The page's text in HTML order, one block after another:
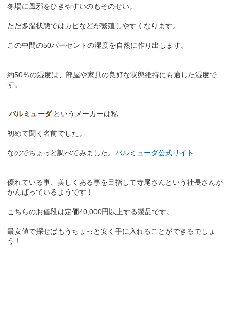
冬場に風邪をひきやすいのもそのせい。
ただ多湿状態ではカビなどが繁殖しやすくなります。
この中間の50パーセントの湿度を自然に作り出します。
約50％の湿度は、部屋や家具の良好な状態維持にも適した湿度で
す。
バルミューダ というメーカーは私
初めて聞く名前でした。
なのでちょっと調べてみました。 バルミューダ公式サイト
優れている事、美しくある事を目指して寺尾さんという社長さんが
がんばっているようです！
こちらのお値段は定価40,000円以上する製品です。
最安値で探せばもうちょっと安く手に入れることができるでしょ
う！